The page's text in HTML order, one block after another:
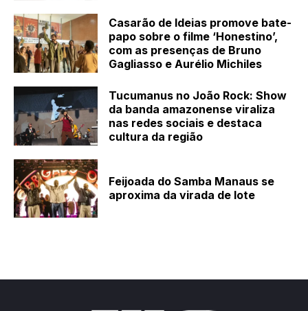
Casarão de Ideias promove bate-
papo sobre o filme ‘Honestino’,
com as presenças de Bruno
Gagliasso e Aurélio Michiles
Tucumanus no João Rock: Show
da banda amazonense viraliza
nas redes sociais e destaca
cultura da região
Feijoada do Samba Manaus se
aproxima da virada de lote